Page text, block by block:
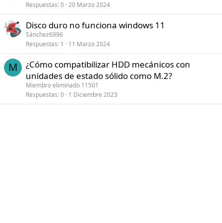
Respuestas 0 20 Marzo 2024
Disco duro no funciona windows 11
Sánchez6996
Respuestas 1 11 Marzo 2024
M
¿Cómo compatibilizar HDD mecánicos con
unidades de estado sólido como M.2?
Miembro eliminado 11501
Respuestas 0 1 Diciembre 2023